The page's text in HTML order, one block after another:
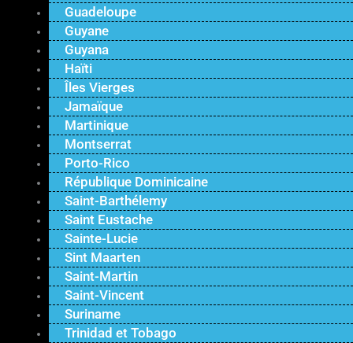
Guadeloupe
Guyane
Guyana
Haïti
Îles Vierges
Jamaïque
Martinique
Montserrat
Porto-Rico
République Dominicaine
Saint-Barthélemy
Saint Eustache
Sainte-Lucie
Sint Maarten
Saint-Martin
Saint-Vincent
Suriname
Trinidad et Tobago